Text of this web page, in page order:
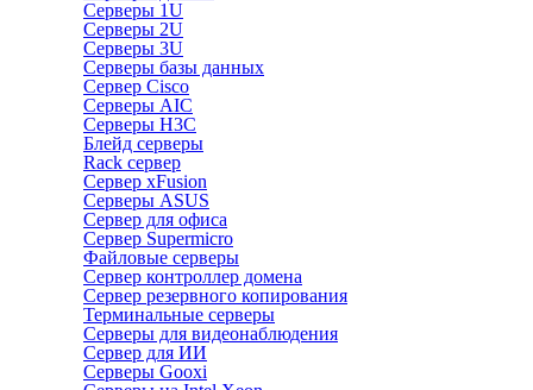
Серверы 1U
Серверы 2U
Серверы 3U
Серверы базы данных
Сервер Cisco
Серверы AIC
Серверы H3C
Блейд серверы
Rack сервер
Сервер xFusion
Серверы ASUS
Сервер для офиса
Сервер Supermicro
Файловые серверы
Сервер контроллер домена
Сервер резервного копирования
Терминальные серверы
Серверы для видеонаблюдения
Сервер для ИИ
Серверы Gooxi